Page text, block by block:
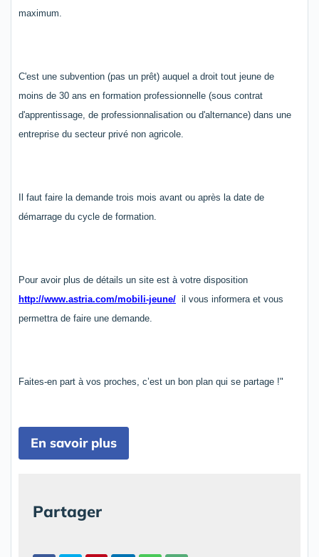
maximum.
C'est une subvention (pas un prêt) auquel a droit tout jeune de
moins de 30 ans en formation professionnelle (sous contrat
d'apprentissage, de professionnalisation ou d'alternance) dans une
entreprise du secteur privé non agricole.
Il faut faire la demande trois mois avant ou après la date de
démarrage du cycle de formation.
Pour avoir plus de détails un site est à votre disposition
http://www.astria.com/mobili-jeune/ il vous informera et vous
permettra de faire une demande.
Faites-en part à vos proches, c’est un bon plan qui se partage !"
En savoir plus
Partager